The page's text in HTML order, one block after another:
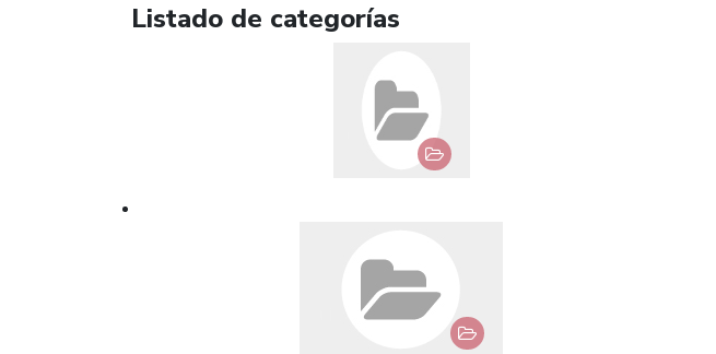
Listado de categorías